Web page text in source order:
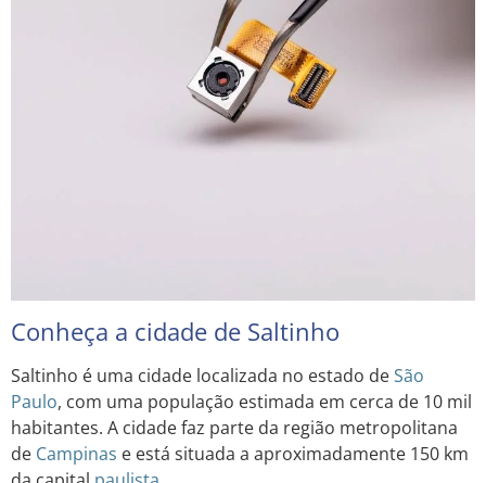
Conheça a cidade de Saltinho
Saltinho é uma cidade localizada no estado deSão
Paulo, com uma população estimada em cerca de 10 mil
habitantes. A cidade faz parte da região metropolitana
de Campinas e está situada a aproximadamente 150 km